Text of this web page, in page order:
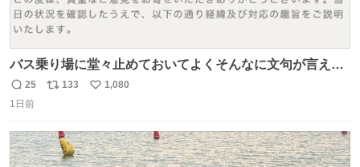
バス乗り場に堂々止めておいてよくそんなに文句が言える
ね 運転士は日本人やったのなら韓国人は関係ないし、なん
なら68歳も関係ない…
返
信
25
リ
ト
数
133
い
数
1,080
1日前